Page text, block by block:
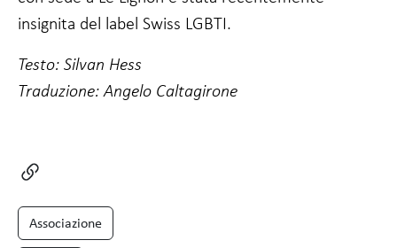
Associazione
insignita del label Swiss LGBTI.
Testo: Silvan Hess
Traduzione: Angelo Caltagirone